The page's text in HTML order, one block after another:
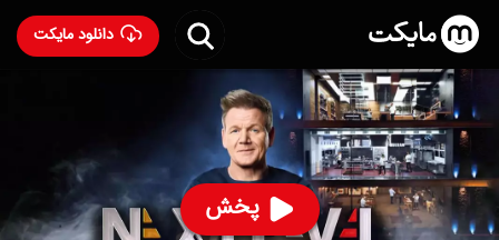
دانلود مایکت
پخش
سریال سرآشپز برتر- Next Level Chef 2022
۸۵ 92% ۶.۸
ساخت آمریکا سال 2022
رده سنی ۱۳+